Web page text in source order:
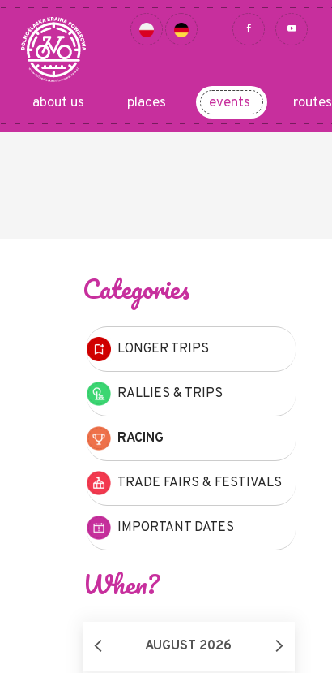
about us places events routes
Categories
LONGER TRIPS
RALLIES & TRIPS
RACING
TRADE FAIRS & FESTIVALS
IMPORTANT DATES
When?
AUGUST 2026